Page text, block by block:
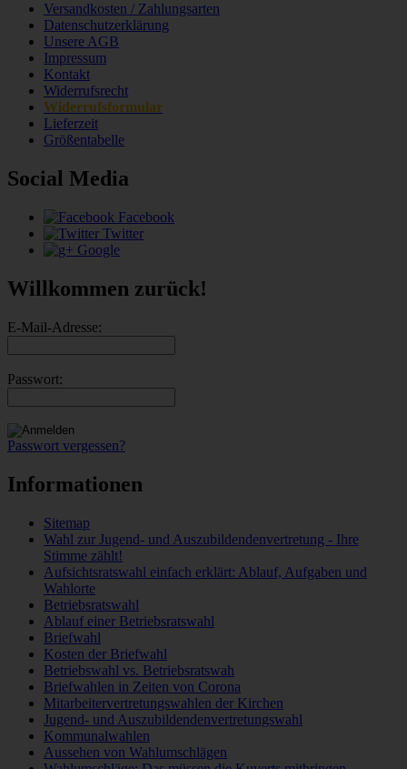
Versandkosten / Zahlungsarten
Datenschutzerklärung
Unsere AGB
Impressum
Kontakt
Widerrufsrecht
Widerrufsformular
Lieferzeit
Größentabelle
Social Media
Facebook
Twitter
Google
Willkommen zurück!
E-Mail-Adresse:
Passwort:
Passwort vergessen?
Informationen
Sitemap
Wahl zur Jugend- und Auszubildendenvertretung - Ihre
Stimme zählt!
Aufsichtsratswahl einfach erklärt: Ablauf, Aufgaben und
Wahlorte
Betriebsratswahl
Ablauf einer Betriebsratswahl
Briefwahl
Kosten der Briefwahl
Betriebswahl vs. Betriebsratswah
Briefwahlen in Zeiten von Corona
Mitarbeitervertretungswahlen der Kirchen
Jugend- und Auszubildendenvertretungswahl
Kommunalwahlen
Aussehen von Wahlumschlägen